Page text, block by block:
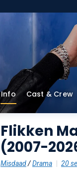
Info Cast & Crew
Flikken
(2007-
Misdaad/Drama 20